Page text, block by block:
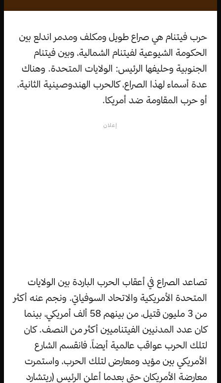
حرب فيتنام هي صراع طويل ومكلف ومدمر اندلع بين
الحكومة الشيوعية لفيتنام الشمالية، وبين فيتنام
الجنوبية وحليفها الرئيس: الولايات المتحدة. وهناك
عدة أسماء لهذا الصراع، كالحرب الهندوصينية الثانية،
أو حرب المقاومة ضد أمريكا.
إعلان
تصاعد الصراع في أعقاب الحرب الباردة بين الولايات
المتحدة الأمريكية والاتحاد السوفياتي. ونجم عنه أكثر
من 3 مليون قتيل، من بينهم 58 ألف أمريكي، بينما
كان عدد المدنيين الفيتناميين أكثر من النصف. كان
لتلك الحرب عواقب عالمية أيضاً، فانقسم الشارع
الأمريكي بين مؤيد ومعارض لتلك الحرب، واستمرت
معارضة الأمريكان حتى بعدما أعلن الرئيس (ريتشارد